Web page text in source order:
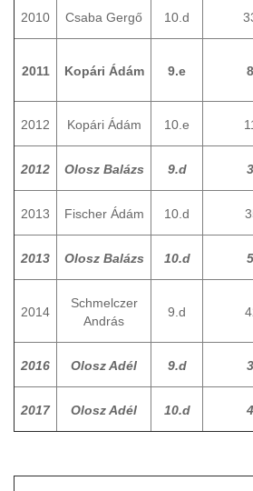
2010 Csaba Gergő 10.d
2011 Kopári Ádám 9.e
2012 Kopári Ádám 10.e
2012 Olosz Balázs 9.d
2013 Fischer Ádám 10.d
2013 Olosz Balázs 10.d
2014
Schmelczer
András
9.d
2016 Olosz Adél 9.d
2017 Olosz Adél 10.d